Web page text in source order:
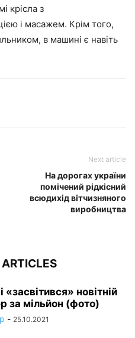
крісла з
і масажем. Крім того,
в машині є навіть
Next article
На дорогах україни
помічений рідкісний
всюдихід вітчизняного
виробництва
«засвітився» новітній
за мільйон (фото)
- 25.10.2021